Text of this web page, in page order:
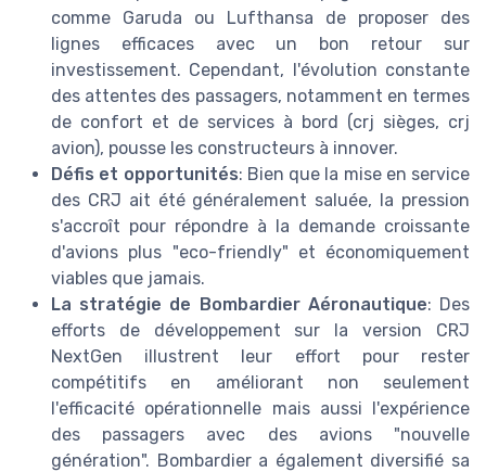
comme Garuda ou Lufthansa de proposer des
lignes efficaces avec un bon retour sur
investissement. Cependant, l'évolution constante
des attentes des passagers, notamment en termes
de confort et de services à bord (crj sièges, crj
avion), pousse les constructeurs à innover.
Défis et opportunités: Bien que la mise en service
des CRJ ait été généralement saluée, la pression
s'accroît pour répondre à la demande croissante
d'avions plus "eco-friendly" et économiquement
viables que jamais.
La stratégie de Bombardier Aéronautique: Des
efforts de développement sur la version CRJ
NextGen illustrent leur effort pour rester
compétitifs en améliorant non seulement
l'efficacité opérationnelle mais aussi l'expérience
des passagers avec des avions "nouvelle
génération". Bombardier a également diversifié sa